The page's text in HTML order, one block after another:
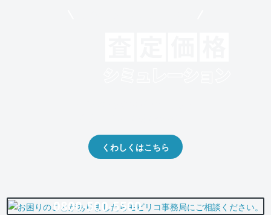
くわしくはこちら
0800-500-5500